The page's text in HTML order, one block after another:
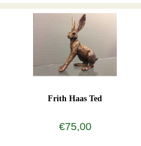
Frith Haas Ted
€75,00